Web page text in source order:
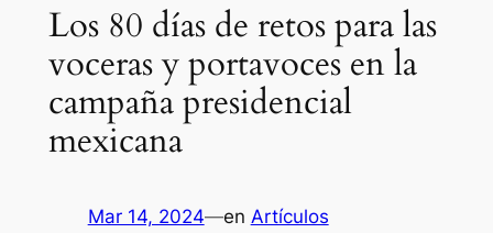
Los 80 días de retos para las
voceras y portavoces en la
campaña presidencial
mexicana
Mar 14, 2024—en Artículos